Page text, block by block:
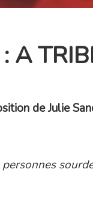
A
de Julie